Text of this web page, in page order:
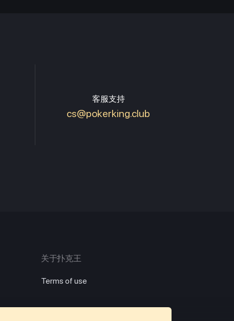
客服支持
cs@pokerking.club
关于扑克王
Terms of use